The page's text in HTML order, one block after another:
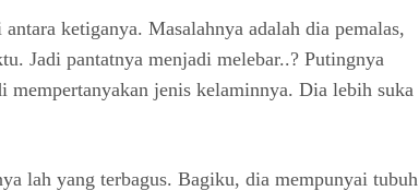
ketiganya. Masalahnya adalah dia pemalas,
Jadi pantatnya menjadi melebar..? Putingnya
jenis kelaminnya. Dia lebih suka
lah yang terbagus. Bagiku, dia mempunyai tubuh